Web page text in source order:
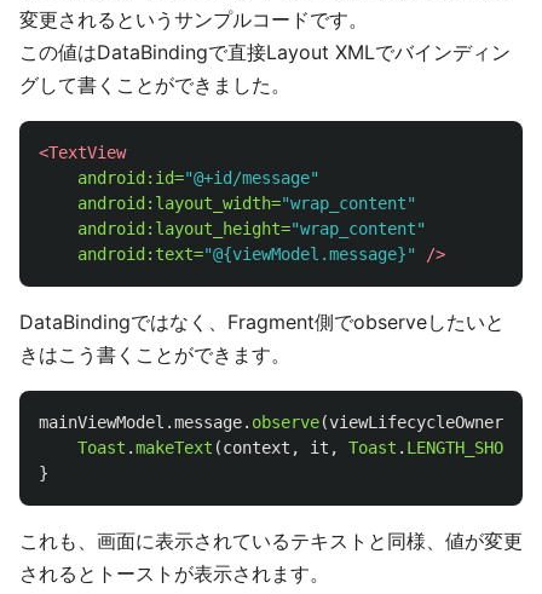
変更されるというサンプルコードです。
この値はDataBindingで直接Layout XMLでバインディン
グして書くことができました。
<TextView
android:id="@+id/message"
android:layout_width="wrap_content"
android:layout_height="wrap_content"
android:text="@{viewModel.message}" />
DataBindingではなく、Fragment側でobserveしたいと
きはこう書くことができます。
mainViewModel .message. observe(viewLifecycleOwner
Toast .makeText (context , it , Toast . LENGTH_SHORT
}
これも、画面に表示されているテキストと同様、値が変更
されるとトーストが表示されます。